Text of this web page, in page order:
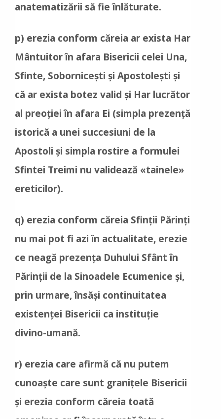
anatematizării să fie înlăturate.
p) erezia conform căreia ar exista Har
Mântuitor în afara Bisericii celei Una,
Sfinte, Sobornicești și Apostolești și
că ar exista botez valid și Har lucrător
al preoției în afara Ei (simpla prezență
istorică a unei succesiuni de la
Apostoli și simpla rostire a formulei
Sfintei Treimi nu validează «tainele»
ereticilor).
q) erezia conform căreia Sfinții Părinți
nu mai pot fi azi în actualitate, erezie
ce neagă prezența Duhului Sfânt în
Părinții de la Sinoadele Ecumenice și,
prin urmare, însăşi continuitatea
existenței Bisericii ca instituție
divino-umană.
r) erezia care afirmă că nu putem
cunoaște care sunt granițele Bisericii
și erezia conform căreia toată